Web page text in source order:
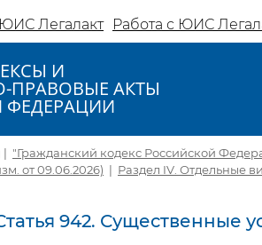
Легалакт Работа с ЮИС
И
ПРАВОВЫЕ АКТЫ
| "Гражданский кодекс Российской
от 09.06.2026) | Раздел IV. Отдельные
942. Существенные